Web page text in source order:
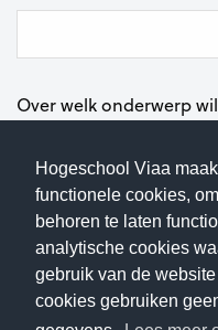
Hogeschool Viaa
functionele cookies,
behoren te laten
analytische cookies
gebruik van de
cookies gebruiken
Over welk onderwerp